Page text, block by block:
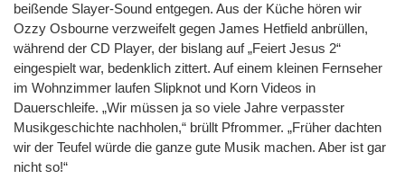
beißende Slayer-Sound entgegen. Aus der Küche hören wir
Ozzy Osbourne verzweifelt gegen James Hetfield anbrüllen,
während der CD Player, der bislang auf „Feiert Jesus 2“
eingespielt war, bedenklich zittert. Auf einem kleinen Fernseher
im Wohnzimmer laufen Slipknot und Korn Videos in
Dauerschleife. „Wir müssen ja so viele Jahre verpasster
Musikgeschichte nachholen,“ brüllt Pfrommer. „Früher dachten
wir der Teufel würde die ganze gute Musik machen. Aber ist gar
nicht so!“